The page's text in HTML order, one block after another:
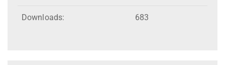
Downloads: 683